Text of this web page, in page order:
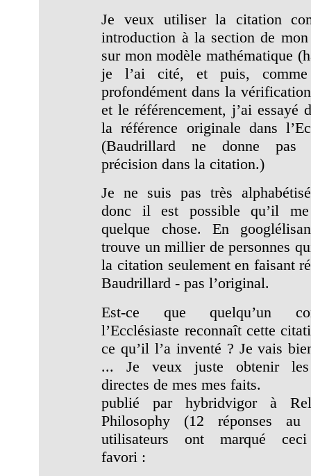
Je veux utiliser la citation
introduction à la section de
sur mon modèle mathématique
je l’ai cité, et puis,
profondément dans la
et le référencement, j’ai essayé
la référence originale dans
(Baudrillard ne donne pas
précision dans la citation.)
Je ne suis pas très
donc il est possible qu’il me
quelque chose. En
trouve un millier de personnes
la citation seulement en faisant
Baudrillard - pas l’original.
Est-ce que quelqu’un
l’Ecclésiaste reconnaît cette
ce qu’il l’a inventé ? Je vais
... Je veux juste obtenir les
directes de mes mes faits.
publié par hybridvigor à
Philosophy (12 réponses
utilisateurs ont marqué
favori :